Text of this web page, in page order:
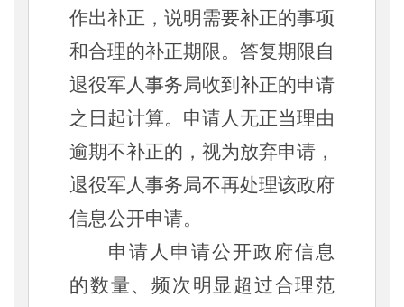
作出补正，说明需要补正的事项
和合理的补正期限。答复期限自
退役军人事务局收到补正的申请
之日起计算。申请人无正当理由
逾期不补正的，视为放弃申请，
退役军人事务局不再处理该政府
信息公开申请。
申请人申请公开政府信息
的数量、频次明显超过合理范